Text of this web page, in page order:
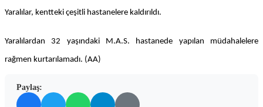
Yaralılar, kentteki çeşitli hastanelere kaldırıldı.
Yaralılardan 32 yaşındaki M.A.S. hastanede yapılan müdahalelere
rağmen kurtarılamadı. (AA)
Paylaş: